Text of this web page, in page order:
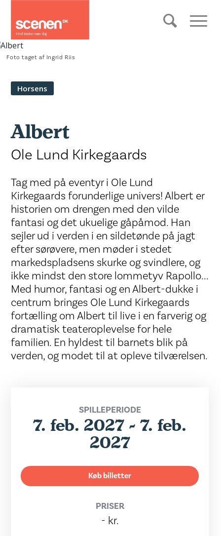
Foto taget af Ingrid Riis
Horsens
Albert
Ole Lund Kirkegaards
Tag med på eventyr i Ole Lund
Kirkegaards forunderlige univers! Albert er
historien om drengen med den vilde
fantasi og det ukuelige gåpåmod. Han
sejler ud i verden i en sildetønde på jagt
efter sørøvere, men møder i stedet
markedspladsens skurke og svindlere, og
ikke mindst den store lommetyv Rapollo...
Med humor, fantasi og en Albert-dukke i
centrum bringes Ole Lund Kirkegaards
fortælling om Albert til live i en farverig og
dramatisk teateroplevelse for hele
familien. En hyldest til barnets blik på
verden, og modet til at opleve tilværelsen.
SPILLEPERIODE
7. feb. 2027 - 7. feb.
2027
Køb billetter
PRISER
- kr.